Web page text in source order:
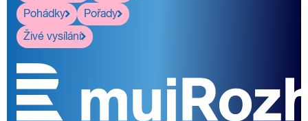
Pohádky
Pořady
Živé vysílání